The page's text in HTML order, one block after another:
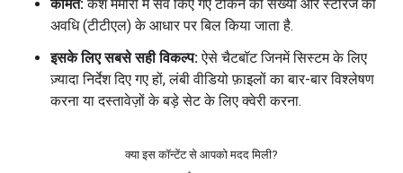
कीमत:कैश मेमोरी में सेव किए गए टोकन की संख्या और स्टोरेज की
अवधि (टीटीएल) के आधार पर बिल किया जाता है.
इसके लिए सबसे सही विकल्प:ऐसे चैटबॉट जिनमें सिस्टम के लिए
ज़्यादा निर्देश दिए गए हों, लंबी वीडियो फ़ाइलों का बार-बार विश्लेषण
करना या दस्तावेज़ों के बड़े सेट के लिए क्वेरी करना.
क्या इस कॉन्टेंट से आपको मदद मिली?